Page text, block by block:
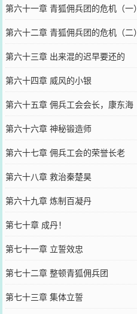
第六十一章 青狐佣兵团的危机（一）
第六十二章 青狐佣兵团的危机（二）
第六十三章 出来混的迟早要还的
第六十四章 威风的小银
第六十五章 佣兵工会会长，康东海
第六十六章 神秘锻造师
第六十七章 佣兵工会的荣誉长老
第六十八章 救治秦楚昊
第六十九章 炼制百凝丹
第七十章 成丹！
第七十一章 立誓效忠
第七十二章 整顿青狐佣兵团
第七十三章 集体立誓